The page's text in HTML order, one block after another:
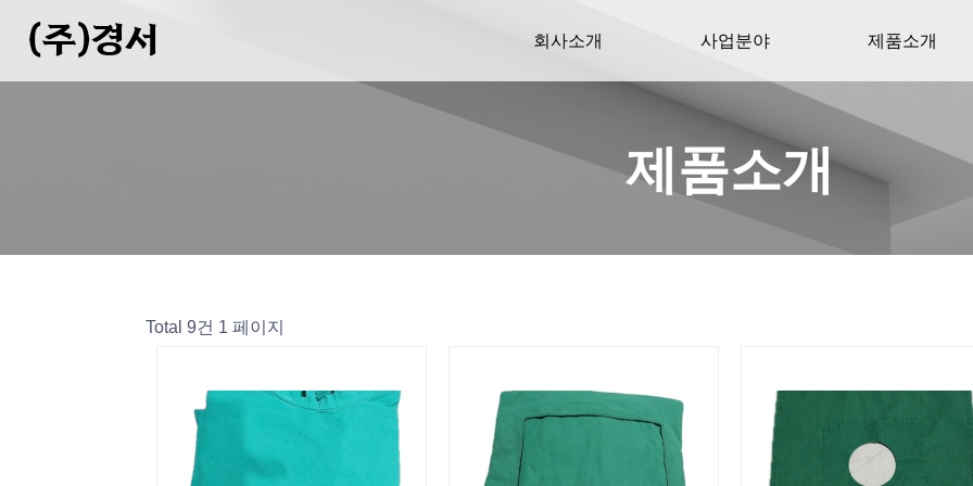
제품소개
(주)경서 회사소개 사업분야 제품소개
Total 9건 1 페이지